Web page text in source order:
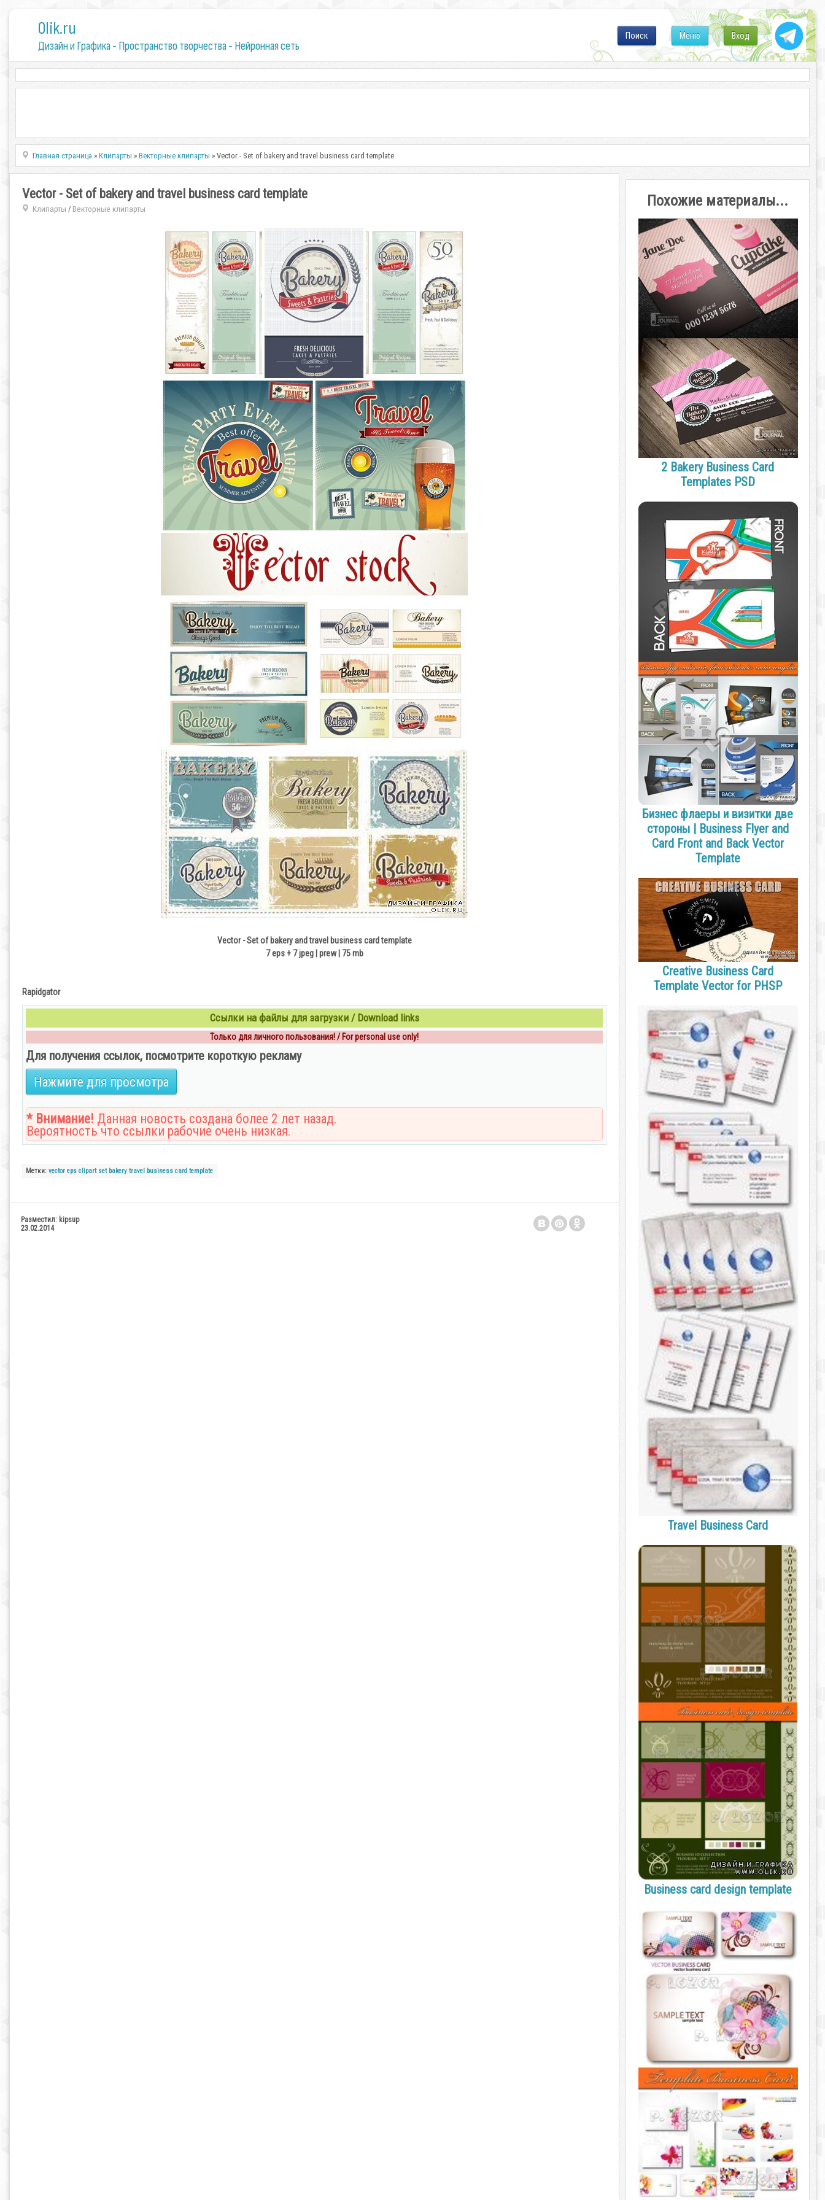
0lik.ru
Дизайн и Графика - Пространство творчества - Нейронная сеть
Вход
Меню
Поиск
Главная страница »Клипарты »Векторные клипарты » Vector - Set of bakery and travel business card template
Vector - Set of bakery and travel business card template
Клипарты / Векторные клипарты
Vector - Set of bakery and travel business card template
7 eps + 7 jpeg | prew | 75 mb
Rapidgator
Ссылки на файлы для загрузки / Download links
Только для личного пользования! / For personal use only!
Для получения ссылок, посмотрите короткую рекламу
Нажмите для просмотра
* Внимание! Данная новость создана более 2 лет назад.
Вероятность что ссылки рабочие очень низкая.
Метки: vector eps clipart set bakery travel business card template
Разместил: kipsup
23.02.2014
Похожие материалы...
2 Bakery Business Card
Templates PSD
Бизнес флаеры и визитки две
стороны | Business Flyer and
Card Front and Back Vector
Template
Creative Business Card
Template Vector for PHSP
Travel Business Card
Business card design template